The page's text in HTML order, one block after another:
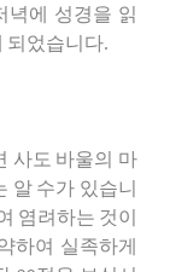
녁에 성경을 읽
되었습니다.
사도 바울의 마
알 수가 있습니
염려하는 것이
하여 실족하게